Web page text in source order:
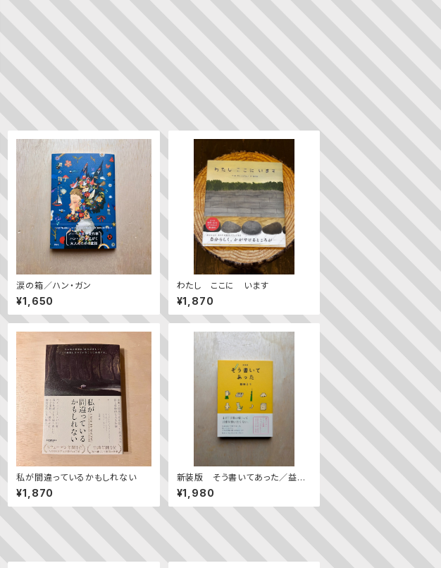
涙の箱／ハン・ガン
¥1,650
わたし ここに います
¥1,870
私が間違っているかもしれない
¥1,870
新装版 そう書いてあった／益田
ミリ
¥1,980